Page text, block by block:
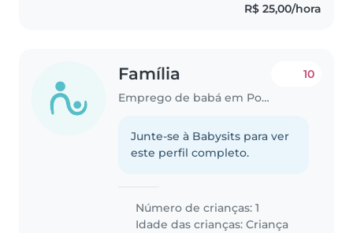
R$ 25,00/hora
Família
Emprego de babá em Poços de Caldas
10
Junte-se à Babysits para ver
este perfil completo.
Número de crianças: 1
Idade das crianças:Criança